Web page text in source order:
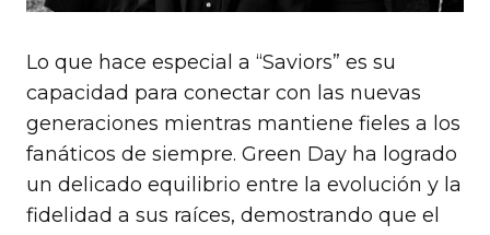
Lo que hace especial a “Saviors” es su
capacidad para conectar con las nuevas
generaciones mientras mantiene fieles a los
fanáticos de siempre. Green Day ha logrado
un delicado equilibrio entre la evolución y la
fidelidad a sus raíces, demostrando que el